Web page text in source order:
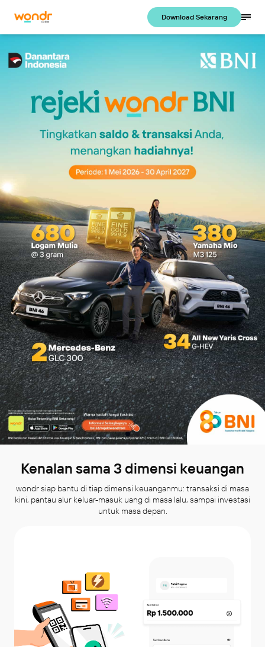
Download Sekarang
Kenalan sama 3 dimensi keuangan
wondr siap bantu di tiap dimensi keuanganmu: transaksi di masa
kini, pantau alur keluar-masuk uang di masa lalu, sampai investasi
untuk masa depan.